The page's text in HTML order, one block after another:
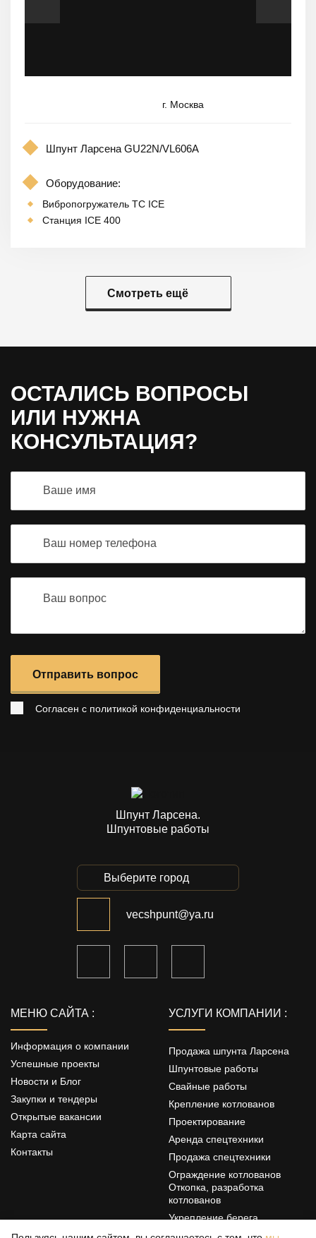
г. Москва
Шпунт Ларсена GU22N/VL606A
Оборудование:
Вибропогружатель TC ICE
Станция ICE 400
Смотреть ещё
ОСТАЛИСЬ ВОПРОСЫ
ИЛИ НУЖНА
КОНСУЛЬТАЦИЯ?
Отправить вопрос
Согласен с политикой конфиденциальности
Шпунт Ларсена.
Шпунтовые работы
Выберите город
vecshpunt@ya.ru
МЕНЮ САЙТА :
Информация о компании
Успешные проекты
Новости и Блог
Закупки и тендеры
Открытые вакансии
Карта сайта
Контакты
УСЛУГИ КОМПАНИИ :
Продажа шпунта Ларсена
Шпунтовые работы
Свайные работы
Крепление котлованов
Проектирование
Аренда спецтехники
Продажа спецтехники
Ограждение котлованов
Откопка, разработка
котлованов
Укрепление берега
Цементация грунтов